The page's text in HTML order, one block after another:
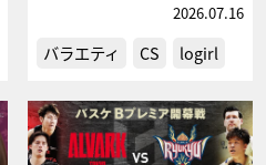
2026.07.16
バラエティ CS logirl